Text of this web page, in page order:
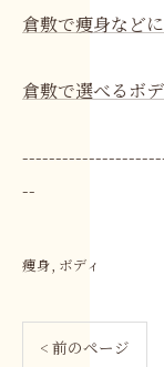
倉敷で痩身など
倉敷で選べるボ
--
痩身 ボディ
< 前のページ